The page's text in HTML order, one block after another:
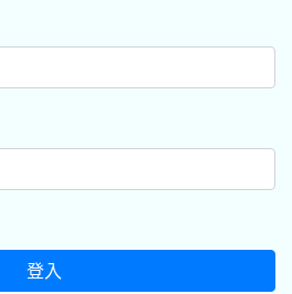
登入